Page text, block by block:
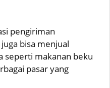
pengiriman
bisa menjual
seperti makanan beku
pasar yang